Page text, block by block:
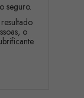
seguro.
o